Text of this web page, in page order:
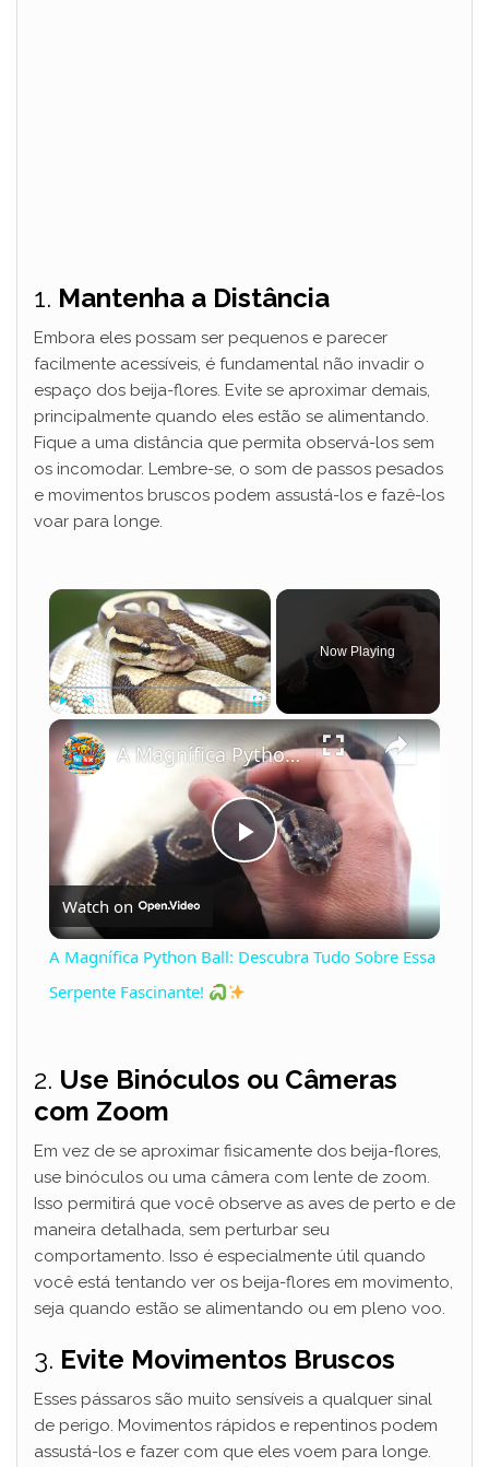
1. Mantenha a Distância
Embora eles possam ser pequenos e parecer
facilmente acessíveis, é fundamental não invadir o
espaço dos beija-flores. Evite se aproximar demais,
principalmente quando eles estão se alimentando.
Fique a uma distância que permita observá-los sem
os incomodar. Lembre-se, o som de passos pesados
e movimentos bruscos podem assustá-los e fazê-los
voar para longe.
×
Play Unmute
Now Playing
×
P
a
i
d
e
o
A Magnífica Python Ball: Descubra Tudo Sobre Essa Serpente Fascinante!
Watch on
A Magnífica Python Ball: Descubra Tudo Sobre Essa
Serpente Fascinante!
2. Use Binóculos ou Câmeras
com Zoom
Em vez de se aproximar fisicamente dos beija-flores,
use binóculos ou uma câmera com lente de zoom.
Isso permitirá que você observe as aves de perto e de
maneira detalhada, sem perturbar seu
comportamento. Isso é especialmente útil quando
você está tentando ver os beija-flores em movimento,
seja quando estão se alimentando ou em pleno voo.
3. Evite Movimentos Bruscos
Esses pássaros são muito sensíveis a qualquer sinal
de perigo. Movimentos rápidos e repentinos podem
assustá-los e fazer com que eles voem para longe.